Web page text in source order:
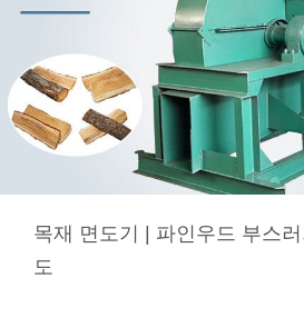
목재 면도기 | 파인우드 부스
도